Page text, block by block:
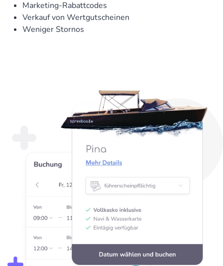
Marketing-Rabattcodes
Verkauf von Wertgutscheinen
Weniger Stornos